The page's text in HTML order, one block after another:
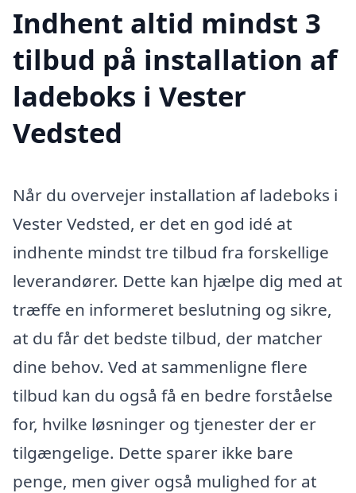
Indhent altid mindst 3
tilbud på installation af
ladeboks i Vester
Vedsted
Når du overvejer installation af ladeboks i
Vester Vedsted, er det en god idé at
indhente mindst tre tilbud fra forskellige
leverandører. Dette kan hjælpe dig med at
træffe en informeret beslutning og sikre,
at du får det bedste tilbud, der matcher
dine behov. Ved at sammenligne flere
tilbud kan du også få en bedre forståelse
for, hvilke løsninger og tjenester der er
tilgængelige. Dette sparer ikke bare
penge, men giver også mulighed for at